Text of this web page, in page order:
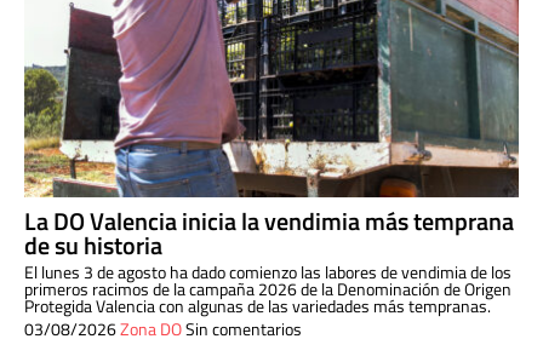
La DO Valencia inicia la vendimia más temprana
de su historia
El lunes 3 de agosto ha dado comienzo las labores de vendimia de los
primeros racimos de la campaña 2026 de la Denominación de Origen
Protegida Valencia con algunas de las variedades más tempranas.
03/08/2026Zona DOSin comentarios